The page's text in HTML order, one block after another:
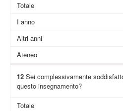
Totale
I anno
Altri anni
Ateneo
12Sei complessivamente
questo insegnamento?
Totale